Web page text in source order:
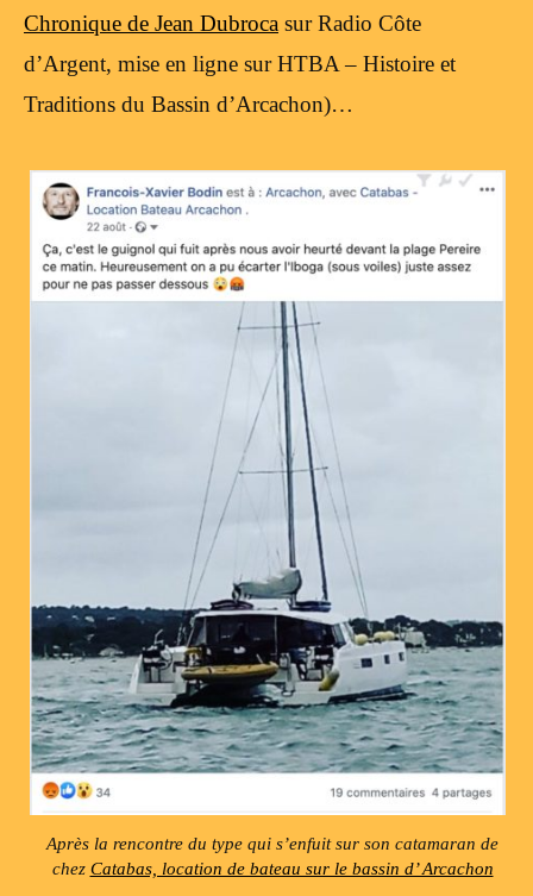
Chronique de Jean Dubroca sur Radio Côte
d’Argent, mise en ligne sur HTBA – Histoire et
Traditions du Bassin d’Arcachon)…
Après la rencontre du type qui s’enfuit sur son catamaran de
chez Catabas, location de bateau sur le bassin d’ Arcachon